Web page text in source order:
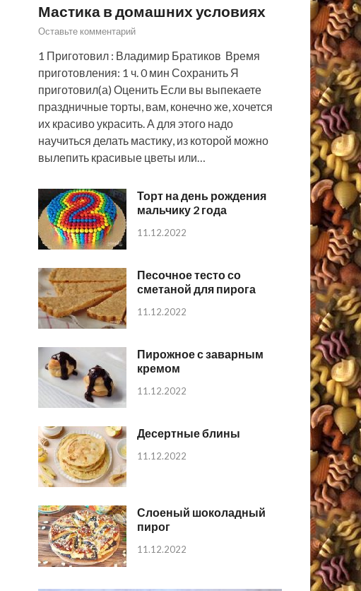
Мастика в домашних условиях
Оставьте комментарий
1 Приготовил : Владимир Братиков Время
приготовления: 1 ч. 0 мин Сохранить Я
приготовил(а) Оценить Если вы выпекаете
праздничные торты, вам, конечно же, хочется
их красиво украсить. А для этого надо
научиться делать мастику, из которой можно
вылепить красивые цветы или…
Торт на день рождения
мальчику 2 года
11.12.2022
Песочное тесто со
сметаной для пирога
11.12.2022
Пирожное с заварным
кремом
11.12.2022
Десертные блины
11.12.2022
Слоеный шоколадный
пирог
11.12.2022